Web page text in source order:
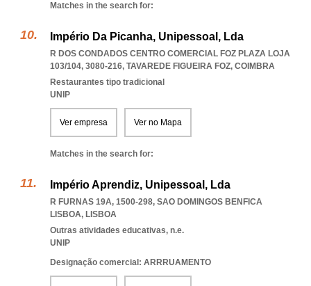
Matches in the search for:
Império Da Picanha, Unipessoal, Lda
R DOS CONDADOS CENTRO COMERCIAL FOZ PLAZA LOJA
103/104, 3080-216, TAVAREDE FIGUEIRA FOZ, COIMBRA
Restaurantes tipo tradicional
UNIP
Ver empresa Ver no Mapa
Matches in the search for:
Império Aprendiz, Unipessoal, Lda
R FURNAS 19A, 1500-298, SAO DOMINGOS BENFICA
LISBOA, LISBOA
Outras atividades educativas, n.e.
UNIP
Designação comercial: ARRRUAMENTO